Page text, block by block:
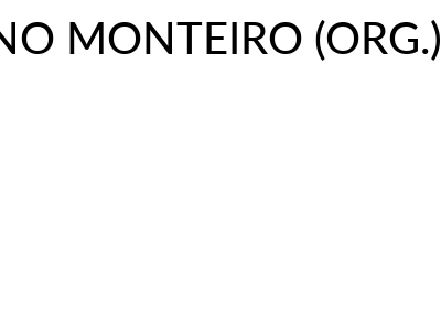
MONTEIRO (ORG.)